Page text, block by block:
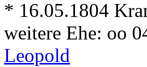
* 16.05.1804
weitere Ehe: oo
Leopold